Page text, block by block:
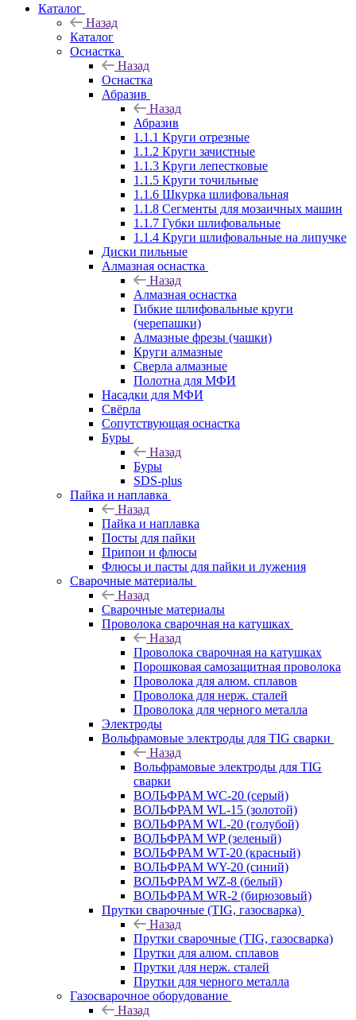
Каталог
Назад
Каталог
Оснастка
Назад
Оснастка
Абразив
Назад
Абразив
1.1.1 Круги отрезные
1.1.2 Круги зачистные
1.1.3 Круги лепестковые
1.1.5 Круги точильные
1.1.6 Шкурка шлифовальная
1.1.8 Сегменты для мозаичных машин
1.1.7 Губки шлифовальные
1.1.4 Круги шлифовальные на липучке
Диски пильные
Алмазная оснастка
Назад
Алмазная оснастка
Гибкие шлифовальные круги
(черепашки)
Алмазные фрезы (чашки)
Круги алмазные
Сверла алмазные
Полотна для МФИ
Насадки для МФИ
Свёрла
Сопутствующая оснастка
Буры
Назад
Буры
SDS-plus
Пайка и наплавка
Назад
Пайка и наплавка
Посты для пайки
Припои и флюсы
Флюсы и пасты для пайки и лужения
Сварочные материалы
Назад
Сварочные материалы
Проволока сварочная на катушках
Назад
Проволока сварочная на катушках
Порошковая самозащитная проволока
Проволока для алюм. сплавов
Проволока для нерж. сталей
Проволока для черного металла
Электроды
Вольфрамовые электроды для TIG сварки
Назад
Вольфрамовые электроды для TIG
сварки
ВОЛЬФРАМ WC-20 (серый)
ВОЛЬФРАМ WL-15 (золотой)
ВОЛЬФРАМ WL-20 (голубой)
ВОЛЬФРАМ WP (зеленый)
ВОЛЬФРАМ WT-20 (красный)
ВОЛЬФРАМ WY-20 (синий)
ВОЛЬФРАМ WZ-8 (белый)
ВОЛЬФРАМ WR-2 (бирюзовый)
Прутки сварочные (TIG, газосварка)
Назад
Прутки сварочные (TIG, газосварка)
Прутки для алюм. сплавов
Прутки для нерж. сталей
Прутки для черного металла
Газосварочное оборудование
Назад